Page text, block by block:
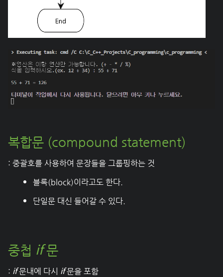
복합문 (compound statement)
: 중괄호를 사용하여 문장들을 그룹핑하는 것
블록(block)이라고도 한다.
단일문 대신 들어갈 수 있다.
중첩 if 문
: if 문내에 다시 if 문을 포함